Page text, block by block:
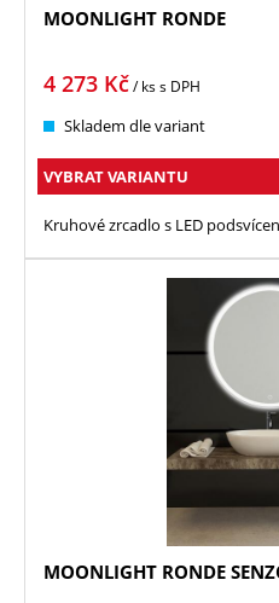
MOONLIGHT RONDE
4 273 Kč/ kss DPH
Skladem dle variant
VYBRAT VARIANTU
Kruhové zrcadlo s LED
MOONLIGHT RONDE